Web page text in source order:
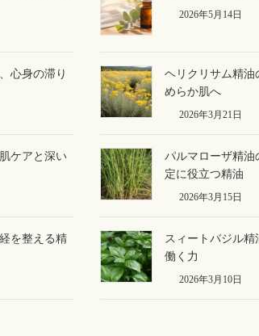
2026年5月14日
心身の滞り
ヘリクリサム精油
めらか肌へ
2026年3月21日
ケアと深い
パルマローザ精
定に役立つ精油
2026年3月15日
を整える精
スィートバジル
働く力
2026年3月10日